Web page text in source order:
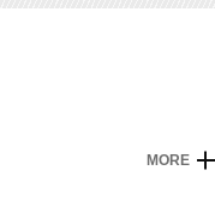
MORE